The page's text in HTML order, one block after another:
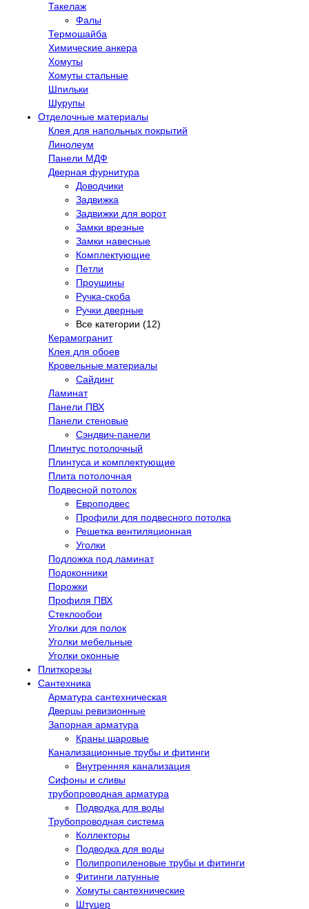
Такелаж
Фалы
Термошайба
Химические анкера
Хомуты
Хомуты стальные
Шпильки
Шурупы
Отделочные материалы
Клея для напольных покрытий
Линолеум
Панели МДФ
Дверная фурнитура
Доводчики
Задвижка
Задвижки для ворот
Замки врезные
Замки навесные
Комплектующие
Петли
Проушины
Ручка-скоба
Ручки дверные
Все категории (12)
Керамогранит
Клея для обоев
Кровельные материалы
Сайдинг
Ламинат
Панели ПВХ
Панели стеновые
Сэндвич-панели
Плинтус потолочный
Плинтуса и комплектующие
Плита потолочная
Подвесной потолок
Европодвес
Профили для подвесного потолка
Решетка вентиляционная
Уголки
Подложка под ламинат
Подоконники
Порожки
Профиля ПВХ
Стеклообои
Уголки для полок
Уголки мебельные
Уголки оконные
Плиткорезы
Сантехника
Арматура сантехническая
Дверцы ревизионные
Запорная арматура
Краны шаровые
Канализационные трубы и фитинги
Внутренняя канализация
Сифоны и сливы
трубопроводная арматура
Подводка для воды
Трубопроводная система
Коллекторы
Подводка для воды
Полипропиленовые трубы и фитинги
Фитинги латунные
Хомуты сантехнические
Штуцер